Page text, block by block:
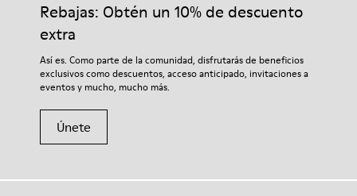
Rebajas: Obtén un 10% de descuento
extra
Así es. Como parte de la comunidad, disfrutarás de beneficios
exclusivos como descuentos, acceso anticipado, invitaciones a
eventos y mucho, mucho más.
Únete